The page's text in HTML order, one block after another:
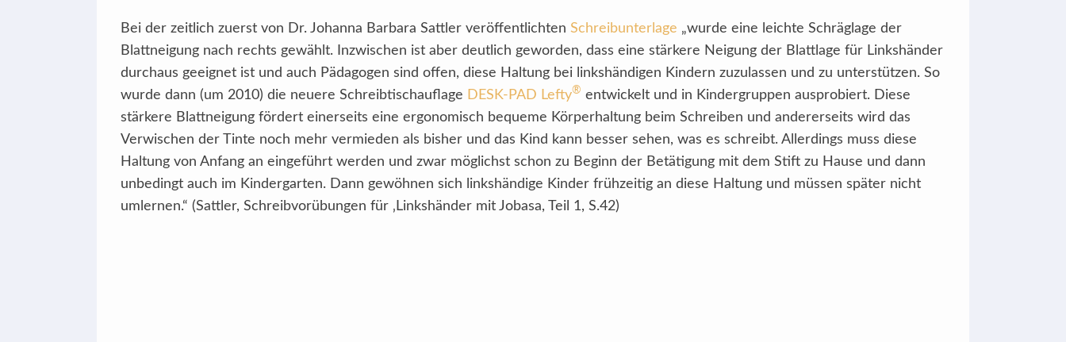
Bei der zeitlich zuerst von Dr. Johanna Barbara Sattler veröffentlichten Schreibunterlage „wurde eine leichte Schräglage der
Blattneigung nach rechts gewählt. Inzwischen ist aber deutlich geworden, dass eine stärkere Neigung der Blattlage für Linkshänder
durchaus geeignet ist und auch Pädagogen sind offen, diese Haltung bei linkshändigen Kindern zuzulassen und zu unterstützen. So
wurde dann (um 2010) die neuere Schreibtischauflage DESK-PAD Lefty® entwickelt und in Kindergruppen ausprobiert. Diese
stärkere Blattneigung fördert einerseits eine ergonomisch bequeme Körperhaltung beim Schreiben und andererseits wird das
Verwischen der Tinte noch mehr vermieden als bisher und das Kind kann besser sehen, was es schreibt. Allerdings muss diese
Haltung von Anfang an eingeführt werden und zwar möglichst schon zu Beginn der Betätigung mit dem Stift zu Hause und dann
unbedingt auch im Kindergarten. Dann gewöhnen sich linkshändige Kinder frühzeitig an diese Haltung und müssen später nicht
umlernen.“ (Sattler, Schreibvorübungen für ‚Linkshänder mit Jobasa, Teil 1, S.42)